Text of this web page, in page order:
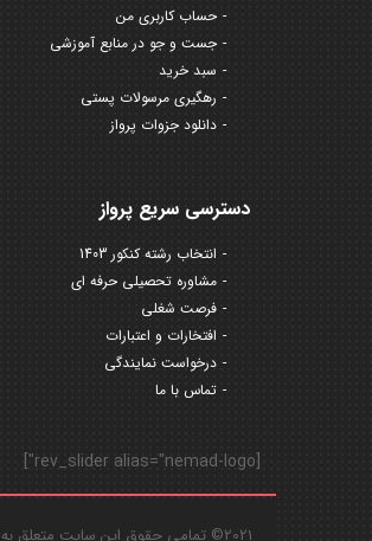
حساب کاربری من
جست و جو در منابع آموزشی
سبد خرید
رهگیری مرسولات پستی
دانلود جزوات پرواز
دسترسی سریع پرواز
انتخاب رشته کنکور 1403
مشاوره تحصیلی حرفه ای
فرصت شغلی
افتخارات و اعتبارات
درخواست نمایندگی
تماس با ما
[rev_slider alias="nemad-logo"]
2021© تمامی حقوق این سایت متعلق به